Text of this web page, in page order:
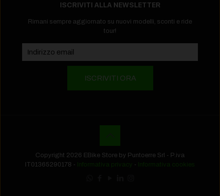
ISCRIVITI ALLA NEWSLETTER
Rimani sempre aggiornato su nuovi modelli, sconti e ride
tour!
Copyright 2026 EBike Store by Puntoerre Srl - P.iva
IT01365290178 - Informativa privacy - Informativa cookies